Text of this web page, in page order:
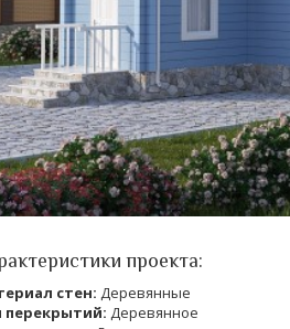
проекта:
стен: Деревянные
перекрытий: Деревянное